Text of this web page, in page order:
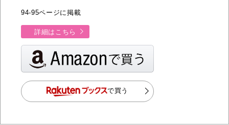
94-95ページに掲載
詳細はこちら
で買う